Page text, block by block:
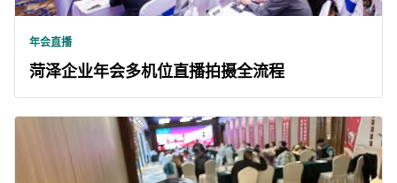
年会直播
菏泽企业年会多机位直播拍摄全流程